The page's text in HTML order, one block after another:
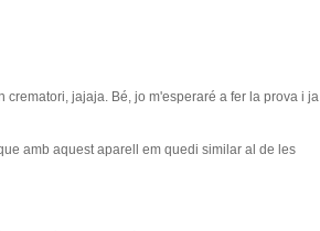
crematori, jajaja. Bé, jo m'esperaré a fer la prova i ja
amb aquest aparell em quedi similar al de les